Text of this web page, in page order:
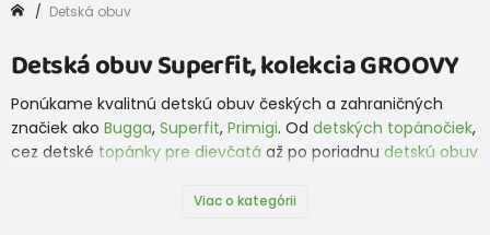
Detská obuv
Detská obuv Superfit, kolekcia GROOVY
Ponúkame kvalitnú detskú obuv českých a zahraničných
značiek ako Bugga, Superfit, Primigi. Od detských topánočiek,
cez detské topánky pre dievčatá až po poriadnu detskú obuv
. A čo nemáme my, nájdete na našej
Viac o kategórii